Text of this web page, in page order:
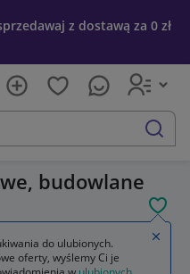
z dostawą za 0 zł
szukaj
budowlane
Narzędzia
do ulubionych.
oferty, wyślemy Ci je